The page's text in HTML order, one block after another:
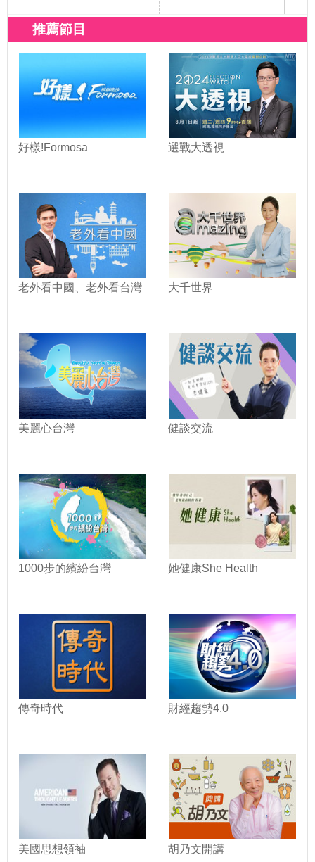
推薦節目
好樣!Formosa 選戰大透視
老外看中國、老外看台灣 大千世界
美麗心台灣 健談交流
1000步的繽紛台灣 她健康She Health
傳奇時代 財經趨勢4.0
美國思想領袖 胡乃文開講